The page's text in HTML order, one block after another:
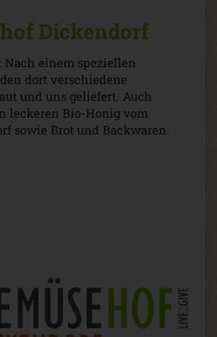
Dickendorf
Nach einem speziellen
dort verschiedene
und uns geliefert. Auch
leckeren Bio-Honig vom
sowie Brot und Backwaren.